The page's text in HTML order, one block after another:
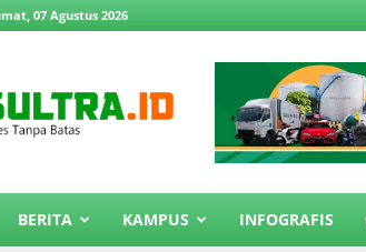
07 Agustus 2026
BERITA KAMPUS INFOGRAFIS